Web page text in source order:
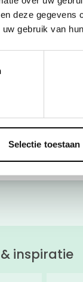
deze
gebruik van
Selectie toestaan
zomerboeken
inspiratie